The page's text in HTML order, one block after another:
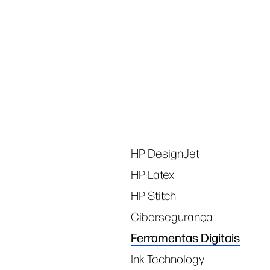
HP DesignJet
HP Latex
HP Stitch
Cibersegurança
Ferramentas Digitais
Ink Technology